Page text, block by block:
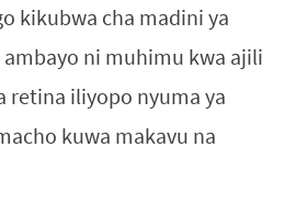
kikubwa cha madini ya
ambayo ni muhimu kwa ajili
retina iliyopo nyuma ya
kuwa makavu na